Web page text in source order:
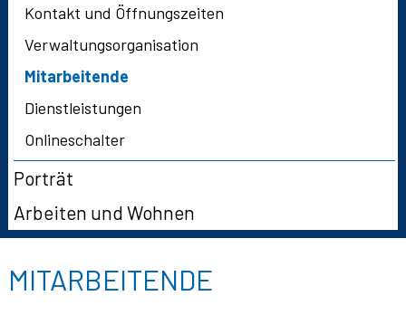
Kontakt und Öffnungszeiten
Verwaltungsorganisation
Mitarbeitende
Dienstleistungen
Onlineschalter
Porträt
Arbeiten und Wohnen
MITARBEITENDE